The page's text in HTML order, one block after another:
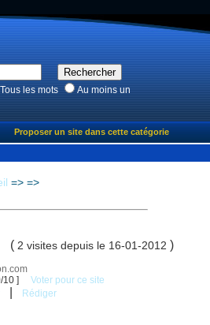
Tous les mots Au moins un
Proposer un site dans cette catégorie
=> =>
( 2 visites depuis le 16-01-2012 )
10 ] Voter pour ce site
Rédiger